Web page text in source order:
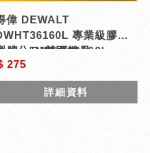
偉 DEWALT
專業級膠套
公分5M雙面捲尺
號 : DWHT36160L
275
詳細資料